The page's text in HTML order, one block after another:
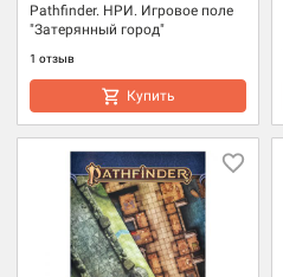
Pathfinder. НРИ. Игровое поле
"Затерянный город"
1 отзыв
Купить